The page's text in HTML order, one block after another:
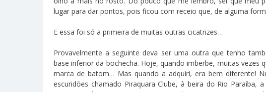
lugar para dar pontos, pois ficou com receio que, de alguma
E essa foi só a primeira de muitas outras cicatrizes…
Provavelmente a seguinte deva ser uma outra que tenho
base inferior da bochecha. Hoje, quando imberbe, muitas vezes
marca de batom… Mas quando a adquiri, era bem diferente!
escuridões chamado Piraquara Clube, à beira do Rio Paraíba,